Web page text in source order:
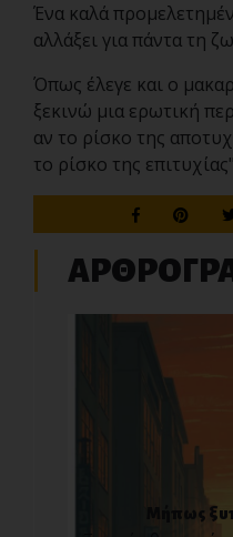
Ένα καλά
αλλάξει για πάντα τη
Όπως έλεγε και ο
ξεκινώ μια ερωτική
αν το ρίσκο της
το ρίσκο της
Μήπως